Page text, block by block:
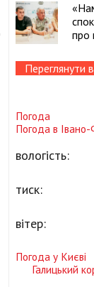
про
Переглянути
Погода
Погода в Івано-
вологість:
тиск:
вітер:
Погода у Києві
Галицький